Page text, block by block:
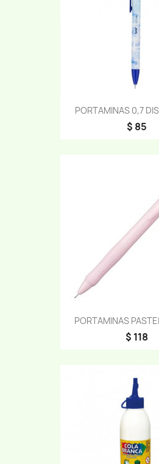
PORTAMINAS 0,7
$ 85
PORTAMINAS
$ 118